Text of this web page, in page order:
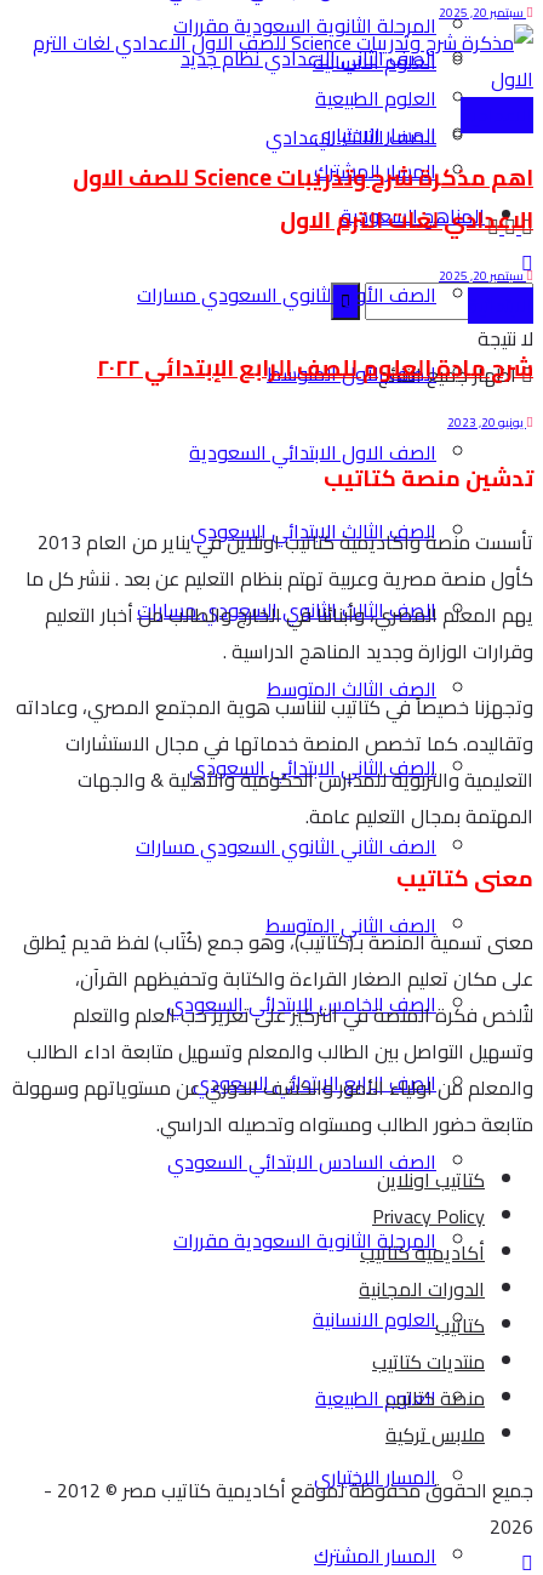
المرحلة الثانوية السعودية مقررات
العلوم الانسانية
العلوم الطبيعية
المسار الاختياري
المسار المشترك
لا نتيجة
اظهار جميع النتائج
الصف الثاني الاعدادي نظام جديد
الصف الثالث الاعدادي
المناهج السعودية
الصف الأول الثانوي السعودي مسارات
الصف الأول المتوسط
الصف الاول الابتدائي السعودية
الصف الثالث الابتدائي السعودي
الصف الثالث الثانوي السعودي مسارات
الصف الثالث المتوسط
الصف الثاني الابتدائي السعودي
الصف الثاني الثانوي السعودي مسارات
الصف الثاني المتوسط
الصف الخامس الابتدائي السعودي
الصف الرابع الابتدائي السعودي
الصف السادس الابتدائي السعودي
المرحلة الثانوية السعودية مقررات
العلوم الانسانية
العلوم الطبيعية
المسار الاختياري
المسار المشترك
سبتمبر 20, 2025
اهم مذكرة شرح وتدريبات Science للصف الاول
الاعدادي لغات الترم الاول
سبتمبر 20, 2025
شرح مادة العلوم للصف الرابع الإبتدائي ٢٠٢٢
يونيو 20, 2023
تدشين منصة كتاتيب
تأسست منصة واكاديمية كتاتيب اونلاين في يناير من العام 2013
كأول منصة مصرية وعربية تهتم بنظام التعليم عن بعد . ننشر كل ما
يهم المعلم المصري، وأبنائنا في الخارج والطالب من أخبار التعليم
وقرارات الوزارة وجديد المناهج الدراسية .
وتجهزنا خصيصاً في كتاتيب لنناسب هوية المجتمع المصري، وعاداته
وتقاليده. كما تخصص المنصة خدماتها في مجال الاستشارات
التعليمية والتربوية للمدارس الحكومية والأهلية & والجهات
المهتمة بمجال التعليم عامة.
معنى كتاتيب
معنى تسمية المنصة بـ(كتاتيب)، وهو جمع (كُتَاب) لفظ قديم يُطلق
على مكان تعليم الصغار القراءة والكتابة وتحفيظهم القرآن،
لتُلخص فكرة المنصة في التركيز على تعزيز حب العلم والتعلم
وتسهيل التواصل بين الطالب والمعلم وتسهيل متابعة اداء الطالب
والمعلم من اولياء الأمور والكشف الدوري عن مستوياتهم وسهولة
متابعة حضور الطالب ومستواه وتحصيله الدراسي.
كتاتيب اونلاين
Privacy Policy
أكاديمية كتاتيب
الدورات المجانية
كتاتيب
منتديات كتاتيب
منصة كتاتيب
ملابس تركية
جميع الحقوق محفوظة لموقع أكاديمية كتاتيب مصر © 2012 -
2026